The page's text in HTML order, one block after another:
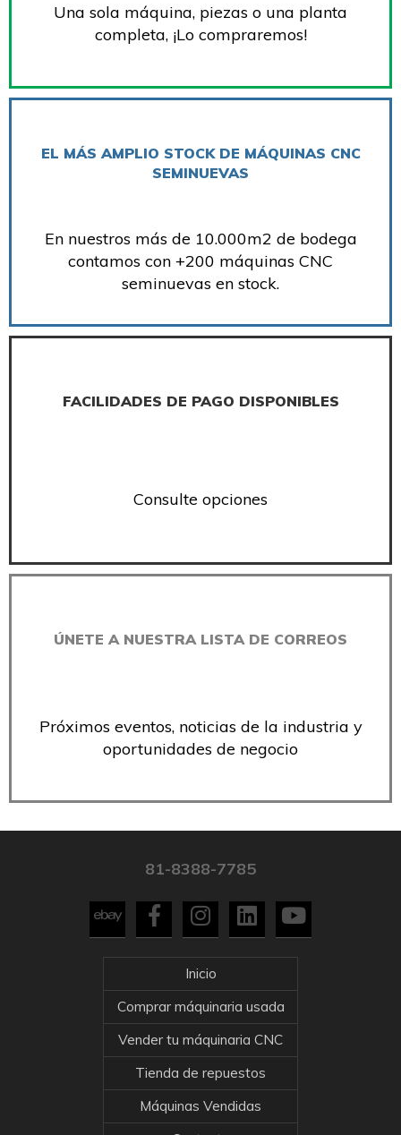
Una sola máquina, piezas o una planta
completa, ¡Lo compraremos!
EL MÁS AMPLIO STOCK DE MÁQUINAS CNC
SEMINUEVAS
En nuestros más de 10.000m2 de bodega
contamos con +200 máquinas CNC
seminuevas en stock.
FACILIDADES DE PAGO DISPONIBLES
Consulte opciones
ÚNETE A NUESTRA LISTA DE CORREOS
Próximos eventos, noticias de la industria y
oportunidades de negocio
81-8388-7785
Inicio
Comprar máquinaria usada
Vender tu máquinaria CNC
Tienda de repuestos
Máquinas Vendidas